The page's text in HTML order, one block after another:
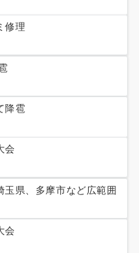
修理
降雹
会
玉県、多摩市など広範囲
会